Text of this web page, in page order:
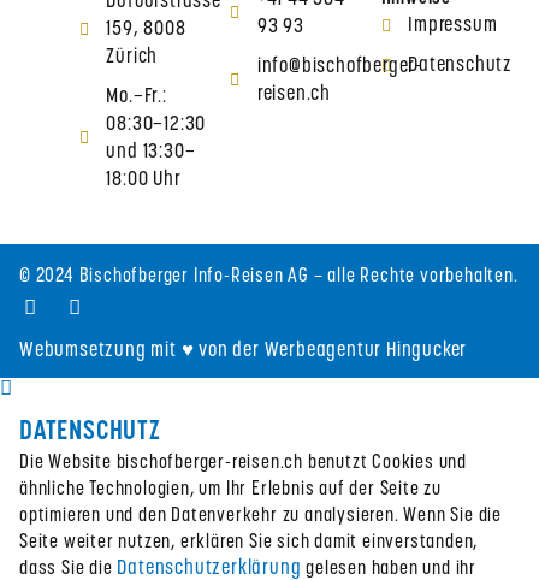
159, 8008
Zürich
Mo.–Fr.:
08:30–12:30
und 13:30–
18:00 Uhr
93 93
info@bischofberger-
reisen.ch
Impressum
Datenschutz
© 2024 Bischofberger Info-Reisen AG – alle Rechte vorbehalten.
Webumsetzung mit ♥ von der Werbeagentur Hingucker
DATENSCHUTZ
Die Website bischofberger-reisen.ch benutzt Cookies und
ähnliche Technologien, um Ihr Erlebnis auf der Seite zu
optimieren und den Datenverkehr zu analysieren. Wenn Sie die
Seite weiter nutzen, erklären Sie sich damit einverstanden,
dass Sie die Datenschutzerklärung gelesen haben und ihr